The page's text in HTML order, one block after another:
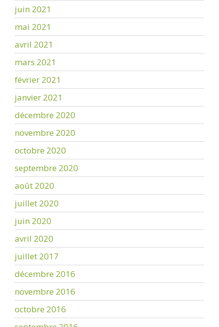
juin 2021
mai 2021
avril 2021
mars 2021
février 2021
janvier 2021
décembre 2020
novembre 2020
octobre 2020
septembre 2020
août 2020
juillet 2020
juin 2020
avril 2020
juillet 2017
décembre 2016
novembre 2016
octobre 2016